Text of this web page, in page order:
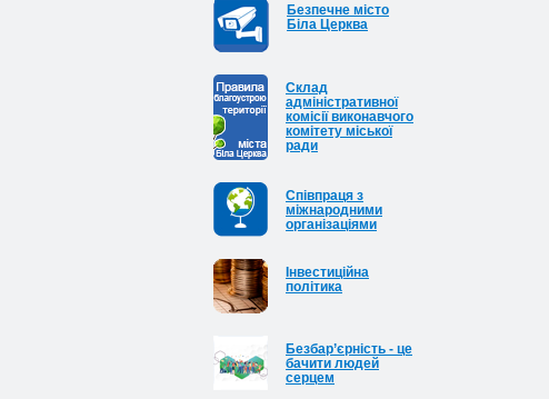
Безпечне місто
Біла Церква
Cклад
адміністративної
комісії виконавчого
комітету міської
ради
Співпраця з
міжнародними
організаціями
Інвестиційна
політика
Безбар’єрність - це
бачити людей
серцем